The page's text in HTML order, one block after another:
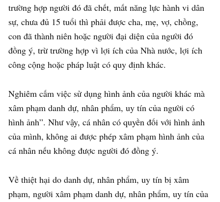
trường hợp người đó đã chết, mất năng lực hành vi dân
sự, chưa đủ 15 tuổi thì phải được cha, mẹ, vợ, chồng,
con đã thành niên hoặc người đại diện của người đó
đồng ý, trừ trường hợp vì lợi ích của Nhà nước, lợi ích
công cộng hoặc pháp luật có quy định khác.
Nghiêm cấm việc sử dụng hình ảnh của người khác mà
xâm phạm danh dự, nhân phẩm, uy tín của người có
hình ảnh”. Như vậy, cá nhân có quyền đối với hình ảnh
của mình, không ai được phép xâm phạm hình ảnh của
cá nhân nếu không được người đó đồng ý.
Về thiệt hại do danh dự, nhân phẩm, uy tín bị xâm
phạm, người xâm phạm danh dự, nhân phẩm, uy tín của